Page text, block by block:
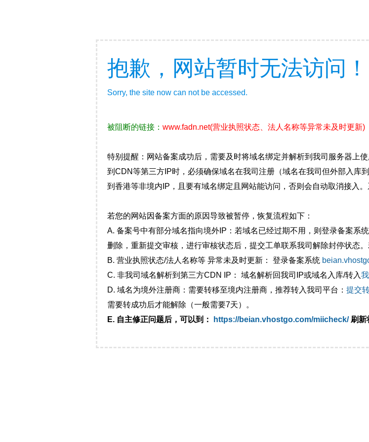
抱歉，网站暂时无法访问！
Sorry, the site now can not be accessed.
被阻断的链接： www.fadn.net(营业执照状态、法人名称等异常未及时更新)
特别提醒：网站备案成功后，需要及时将域名绑定并解析到我司服务器上
到CDN等第三方IP时，必须确保域名在我司注册（域名在我司但外部入库
到香港等非境内IP，且要有域名绑定且网站能访问，否则会自动取消接入
若您的网站因备案方面的原因导致被暂停，恢复流程如下：
A. 备案号中有部分域名指向境外IP：若域名已经过期不用，则登录备案系统
删除，重新提交审核，进行审核状态后，提交工单联系我司解除封停状态。
B. 营业执照状态/法人名称等 异常未及时更新： 登录备案系统
C. 非我司域名解析到第三方CDN IP： 域名解析回我司IP或域名入库/转入
D. 域名为境外注册商：需要转移至境内注册商，推荐转入我司平台： 提交
需要转成功后才能解除（一般需要7天）。
E. 自主修正问题后，可以到：
https://beian.vhostgo.com/miicheck/刷新